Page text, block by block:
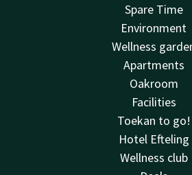
Spare Time
Environment
Wellness
Apartments
Oakroom
Facilities
Toekan to go!
Hotel Efteling
Wellness club